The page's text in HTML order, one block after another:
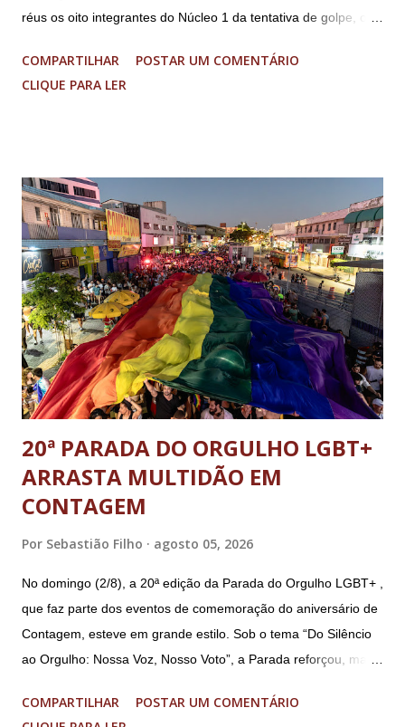
réus os oito integrantes do Núcleo 1 da tentativa de golpe, ou
(PGR): o deputado federal Alexandre Ramagem, ex-diretor da
Agência Brasileira de Inteligência (Abin); o almirante Almir
Segurança Institucional (GSI); o tenente-coronel Mauro Cid,
ex-ajudante de ordens de Bolsonaro (réu-colaborador); o ex-
presidente da República Jair Bolsonaro; o general Paulo
Sérgio Nogueira, ex-ministro da Defesa; e o general da
reserva Walter Braga Netto, ex-ministro da Casa Civil e da
Defesa. A acusação envolveu os crimes de tentativa de
abolição violenta do Estado Democrático de Direito, golpe de
E...
COMPARTILHAR
POSTAR UM COMENTÁRIO
CLIQUE PARA LER
20ª PARADA DO ORGULHO LGBT+
ARRASTA MULTIDÃO EM
CONTAGEM
Por Sebastião Filho agosto 05, 2026
No domingo (2/8), a 20ª edição da Parada do Orgulho LGBT+ ,
que faz parte dos eventos de comemoração do aniversário de
Contagem, esteve em grande estilo. Sob o tema “Do Silêncio
ao Orgulho: Nossa Voz, Nosso Voto”, a Parada reforçou, mais
município. A concentração foi na Praça da Glória, que estava
COMPARTILHAR
POSTAR UM COMENTÁRIO